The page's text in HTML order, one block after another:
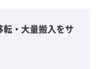
・大量搬入をサ